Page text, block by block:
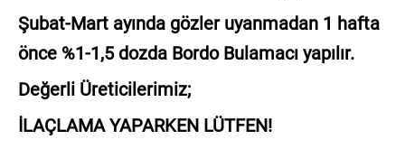
Şubat-Mart ayında gözler uyanmadan 1 hafta
önce %1-1,5 dozda Bordo Bulamacı yapılır.
Değerli Üreticilerimiz;
İLAÇLAMA YAPARKEN LÜTFEN!